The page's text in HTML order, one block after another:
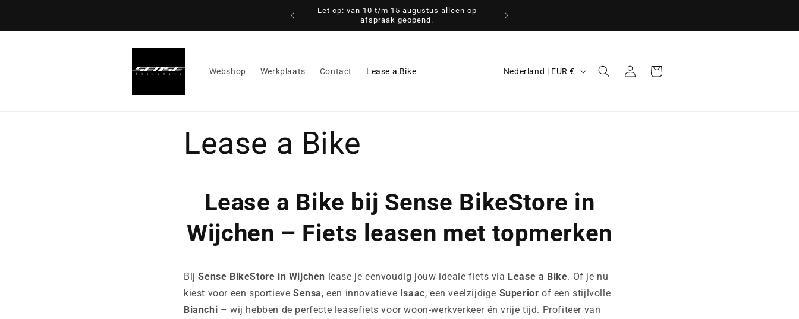
Let op: van 10 t/m 15 augustus alleen op
afspraak geopend.
Zéér scherpe prijzen - Afgemonteerd bezorgd -
Fabrieksgarantie - Persoonlijke afhandeling
Webshop Werkplaats Contact Lease a Bike
g
i
o
Nederland | EUR € InloggenWinkelwagen
Lease a Bike
Lease a Bike bij Sense BikeStore in
Wijchen – Fiets leasen met topmerken
BijSense BikeStore in Wijchen lease je eenvoudig jouw ideale fiets via Lease a Bike. Of je nu
kiest voor een sportieveSensa, een innovatieve Isaac, een veelzijdige Superior of een stijlvolle
Bianchi – wij hebben de perfecte leasefiets voor woon-werkverkeer én vrije tijd. Profiteer van